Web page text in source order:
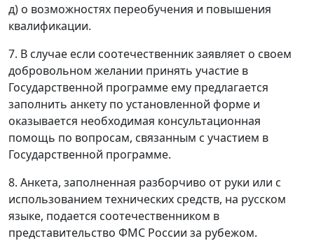
д) о возможностях переобучения и повышения
квалификации.
7. В случае если соотечественник заявляет о своем
добровольном желании принять участие в
Государственной программе ему предлагается
заполнить анкету по установленной форме и
оказывается необходимая консультационная
помощь по вопросам, связанным с участием в
Государственной программе.
8. Анкета, заполненная разборчиво от руки или с
использованием технических средств, на русском
языке, подается соотечественником в
представительство ФМС России за рубежом.